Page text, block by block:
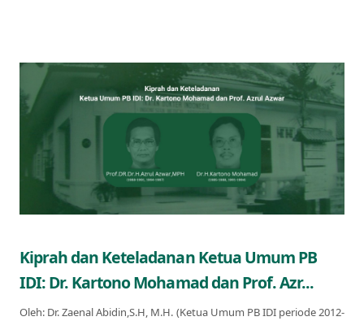
Kiprah dan Keteladanan Ketua Umum PB
IDI: Dr. Kartono Mohamad dan Prof. Azr...
Oleh: Dr. Zaenal Abidin,S.H, M.H. (Ketua Umum PB IDI periode 2012-